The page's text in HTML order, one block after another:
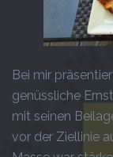
Bei mir
genüssliche
mit seinen
vor der Ziellinie